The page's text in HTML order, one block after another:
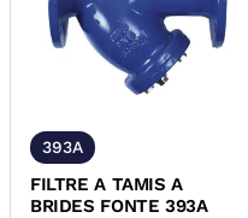
393A
FILTRE A TAMIS A
BRIDES FONTE 393A